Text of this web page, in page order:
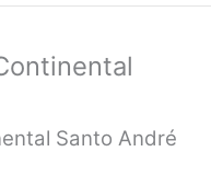
Santo André